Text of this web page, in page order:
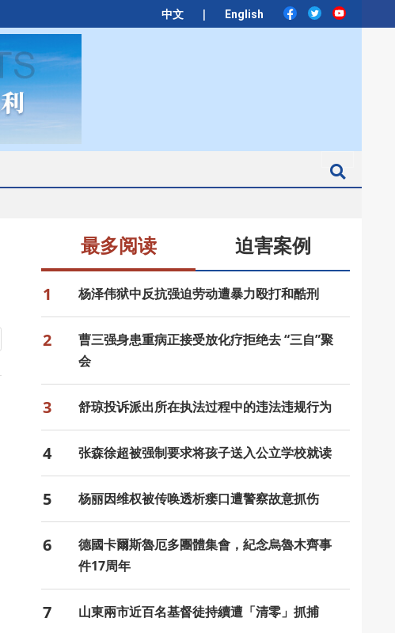
中文 | English
最多阅读 迫害案例
1 杨泽伟狱中反抗强迫劳动遭暴力殴打和酷刑
2
曹三强身患重病正接受放化疗拒绝去 “三自”聚
会
3 舒琼投诉派出所在执法过程中的违法违规行为
4 张森徐超被强制要求将孩子送入公立学校就读
5 杨丽因维权被传唤透析瘘口遭警察故意抓伤
6
德國卡爾斯魯厄多團體集會，紀念烏魯木齊事
件17周年
7 山東兩市近百名基督徒持續遭「清零」抓捕